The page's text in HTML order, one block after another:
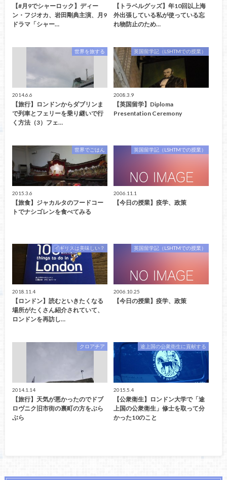
【#月9でシャーロック】ディー
ン・フジオカ、岩田剛典主演、月9
ドラマ「シャー…
【トラベルグッズ】年10回以上海
外出張している私が使っている忘
れ物防止のため…
世界を旅する
2014.6.6
【旅行】ロンドンからダブリンま
で列車とフェリーを乗り継いで行
く方法（3）フェ…
英国留学記（LSHTMでの授業）
2008.3.9
【英国留学】Diploma
Presentation Ceremony
世界でごはん
2015.3.6
【旅食】ジャカルタのフードコー
トでナシゴレンを食べてみる
英国留学記（LSHTMでの授業）
2006.11.1
【今日の授業】疫学、政策
イギリスは美味しい？
2018.11.4
【ロンドン】読むといきたくなる
場所がたくさん紹介されていて、
ロンドンを再訪し…
英国留学記（LSHTMでの授業）
2006.10.25
【今日の授業】疫学、政策
クロアチア
2014.1.14
【旅行】天気が悪かったのでドブ
ロヴニク旧市街の裏町の方をぶら
ぶら
途上国の公衆衛生に貢献する
2015.5.4
【公衆衛生】ロンドン大学で「途
上国の公衆衛生」修士を取って分
かった10のこと